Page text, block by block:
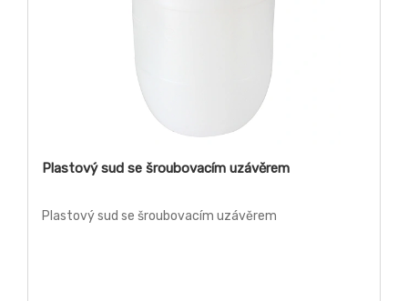
Plastový sud se šroubovacím uzávěrem
Plastový sud se šroubovacím uzávěrem